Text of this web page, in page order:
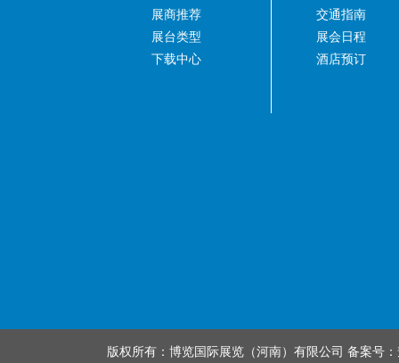
展商推荐
展台类型
下载中心
交通指南
展会日程
酒店预订
版权所有：博览国际展览（河南）有限公司 备案号：